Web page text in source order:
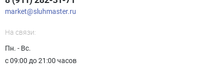
market@sluhmaster.ru
На связи:
Пн. - Вс.
с 09:00 до 21:00 часов